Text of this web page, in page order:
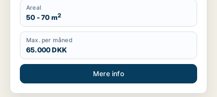
Areal
50 - 70 m2
Max. per måned
65.000 DKK
Mere info